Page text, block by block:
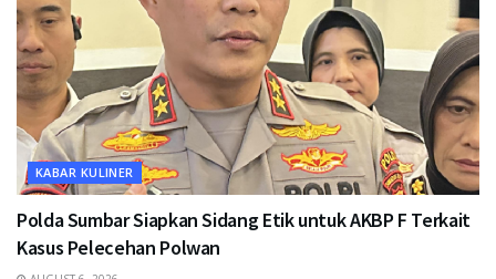
KABAR KULINER
Polda Sumbar Siapkan Sidang Etik untuk AKBP F Terkait
Kasus Pelecehan Polwan